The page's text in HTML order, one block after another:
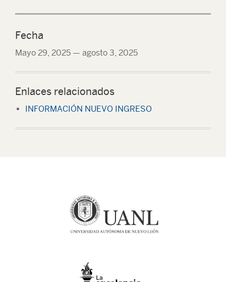
Fecha
Mayo 29, 2025 — agosto 3, 2025
Enlaces relacionados
INFORMACIÓN NUEVO INGRESO